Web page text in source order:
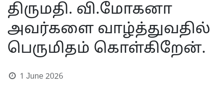
திருமதி. வி.மோகனா
அவர்களை வாழ்த்துவதில்
பெருமிதம் கொள்கிறேன்.
1 June 2026